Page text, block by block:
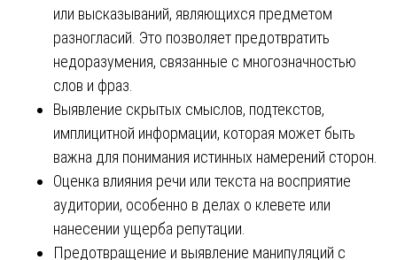
или высказываний, являющихся предметом
разногласий. Это позволяет предотвратить
недоразумения, связанные с многозначностью
слов и фраз.
Выявление скрытых смыслов, подтекстов,
имплицитной информации, которая может быть
важна для понимания истинных намерений сторон.
Оценка влияния речи или текста на восприятие
аудитории, особенно в делах о клевете или
нанесении ущерба репутации.
Предотвращение и выявление манипуляций с